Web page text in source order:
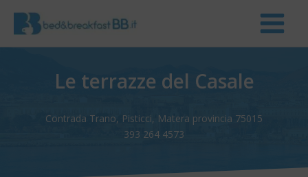
Le terrazze del Casale
Contrada Trano, Pisticci, Matera provincia 75015
393 264 4573